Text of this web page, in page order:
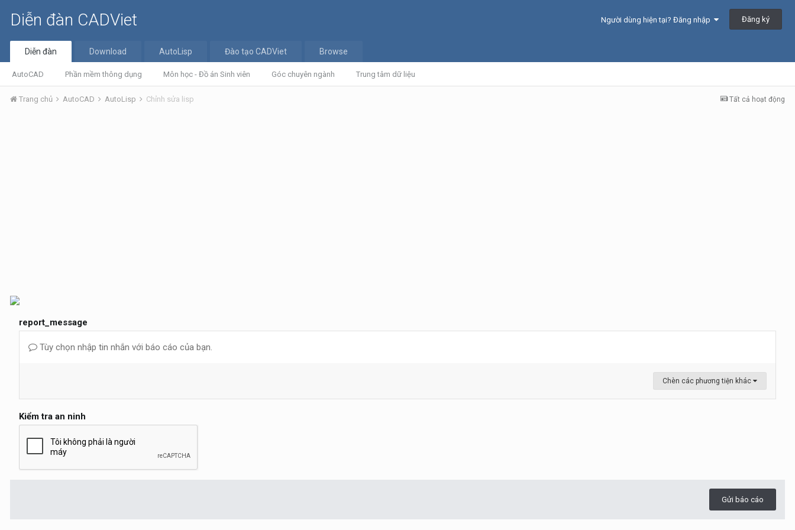
Diễn đàn CADViet Người dùng hiện tại? Đăng nhập Đăng ký
Diễn đàn
AutoCAD Phần mềm thông dụng Môn học - Đồ án Sinh viên Góc chuyên ngành Trung tâm dữ liệu
Download AutoLisp Đào tạo CADViet Browse
Tất cả hoạt động
Trang chủ AutoCAD AutoLisp Chỉnh sửa lisp
report_message
Tùy chọn nhập tin nhắn với báo cáo của bạn.
Chèn các phương tiện khác
Kiểm tra an ninh
Gửi báo cáo